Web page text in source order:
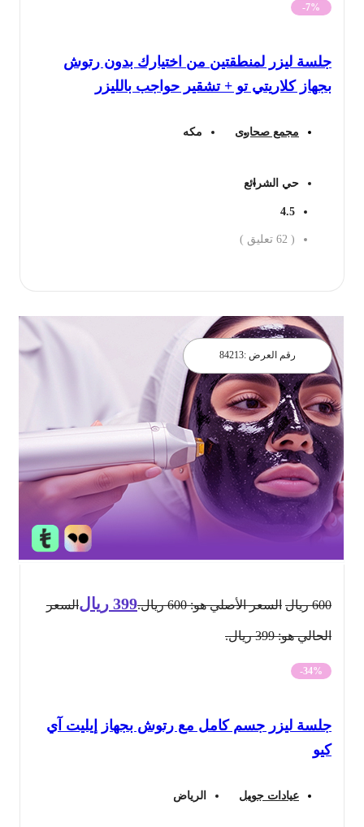
-7%
جلسة ليزر لمنطقتين من اختيارك بدون رتوش
بجهاز كلاريتي تو + تشقير حواجب بالليزر
مجمع صحارى مكه
حي الشرائع
4.5
62 تعليق )
رقم العرض : 84213
ريال السعر الأصلي هو: 600 ريال. 399 ريالالسعر
الحالي هو: 399 ريال.
-34%
جلسة ليزر جسم كامل مع رتوش بجهاز إيليت آي
عيادات جويل الرياض